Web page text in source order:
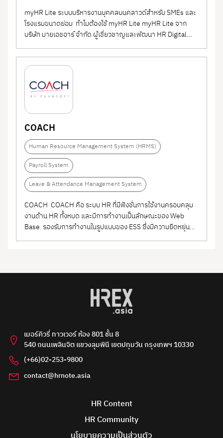
myHR Lite ระบบบริหารงานบุคคลบนคลาวด์สำหรับ SMEs และ
โรงแรมขนาดย่อม ทำไมต้องใช้ myHR Lite myHR Lite จาก
บริษัท มายเอชอาร์ จำกัด ผู้เชี่ยวชาญและพัฒนา HR Digital
Transformation ที่ให้คำปรึกษาและวางระบบให้กับองค์กรใน
หลากหลายธุรกิจ มาอย่างยาวนานกว่า 32 ปี เหมาะสำหรับบริษัท
ที่มีจำนวนพนักงาน 1- 5,000 คนขึ้นไป
COACH
Human Resource Management System (HRMS)
Payroll System
Leave & Attendance Management System
COACH COACH คือ ระบบ HR ที่มีฟังชั่นการใช้งานครอบคลุม
งานด้าน HR ทั้งหมด และมีการทำงานเป็นลักษณะของ Web
Base รองรับการทำงานในรูปแบบของ ESS ซึ่งมีความยืดหยุ่นสูง
สามารถใช้กับองค์กรขนาดใหญ่ และขนาดเล็กได้ และใช้เวลาใน
เมอร์คิวรี่ ทาวเวอร์ ห้อง 801 ชั้น 8
540 ถนนเพลินจิต แขวงลุมพินี เขตปทุมวัน กรุงเทพฯ 10330
(+66)02-253-9800
contact@hrnote.asia
HR Content
HR Community